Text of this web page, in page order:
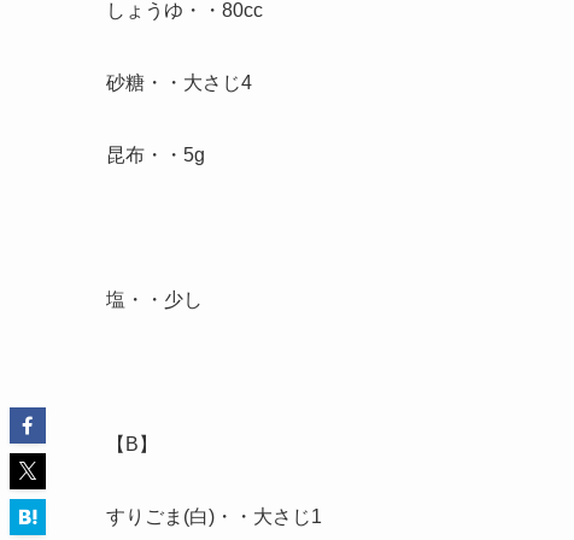
しょうゆ・・80cc
砂糖・・大さじ4
昆布・・5g
塩・・少し
【B】
すりごま(白)・・大さじ1